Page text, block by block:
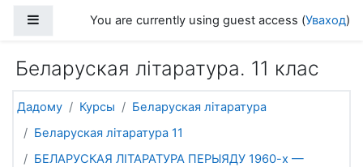
Side panelYou are currently using guest access (Уваход)
Беларуская літаратура. 11 клас
Дадому Курсы
Беларуская літаратура
Беларуская літаратура 11
БЕЛАРУСКАЯ ЛІТАРАТУРА ПЕРЫЯДУ 1960-х —